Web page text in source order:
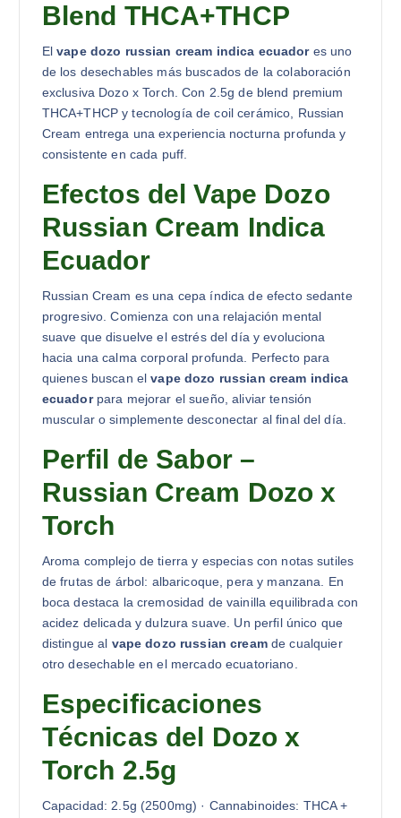
Blend THCA+THCP
Elvape dozo russian cream indica ecuadores uno
de los desechables más buscados de la colaboración
exclusiva Dozo x Torch. Con 2.5g de blend premium
THCA+THCP y tecnología de coil cerámico, Russian
Cream entrega una experiencia nocturna profunda y
consistente en cada puff.
Efectos del Vape Dozo
Russian Cream Indica
Ecuador
Russian Cream es una cepa índica de efecto sedante
progresivo. Comienza con una relajación mental
suave que disuelve el estrés del día y evoluciona
hacia una calma corporal profunda. Perfecto para
quienes buscan elvape dozo russian cream indica
ecuadorpara mejorar el sueño, aliviar tensión
muscular o simplemente desconectar al final del día.
Perfil de Sabor –
Russian Cream Dozo x
Torch
Aroma complejo de tierra y especias con notas sutiles
de frutas de árbol: albaricoque, pera y manzana. En
boca destaca la cremosidad de vainilla equilibrada con
acidez delicada y dulzura suave. Un perfil único que
distingue al vape dozo russian creamde cualquier
otro desechable en el mercado ecuatoriano.
Especificaciones
Técnicas del Dozo x
Torch 2.5g
Capacidad: 2.5g (2500mg) · Cannabinoides: THCA +